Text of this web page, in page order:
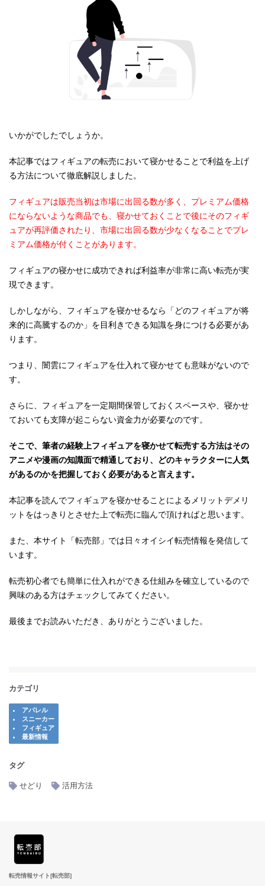
いかがでしたでしょうか。
本記事ではフィギュアの転売において寝かせることで利益を上げ
る方法について徹底解説しました。
フィギュアは販売当初は市場に出回る数が多く、プレミアム価格
にならないような商品でも、寝かせておくことで後にそのフィギ
ュアが再評価されたり、市場に出回る数が少なくなることでプレ
ミアム価格が付くことがあります。
フィギュアの寝かせに成功できれば利益率が非常に高い転売が実
現できます。
しかしながら、フィギュアを寝かせるなら「どのフィギュアが将
来的に高騰するのか」を目利きできる知識を身につける必要があ
ります。
つまり、闇雲にフィギュアを仕入れて寝かせても意味がないので
す。
さらに、フィギュアを一定期間保管しておくスペースや、寝かせ
ておいても支障が起こらない資金力が必要なのです。
そこで、筆者の経験上フィギュアを寝かせて転売する方法はその
アニメや漫画の知識面で精通しており、どのキャラクターに人気
があるのかを把握しておく必要があると言えます。
本記事を読んでフィギュアを寝かせることによるメリットデメリ
ットをはっきりとさせた上で転売に臨んで頂ければと思います。
また、本サイト「転売部」では日々オイシイ転売情報を発信して
います。
転売初心者でも簡単に仕入れができる仕組みを確立しているので
興味のある方はチェックしてみてください。
最後までお読みいただき、ありがとうございました。
カテゴリ
アパレル
スニーカー
フィギュア
最新情報
タグ
せどり 活用方法
転売情報サイト[転売部]